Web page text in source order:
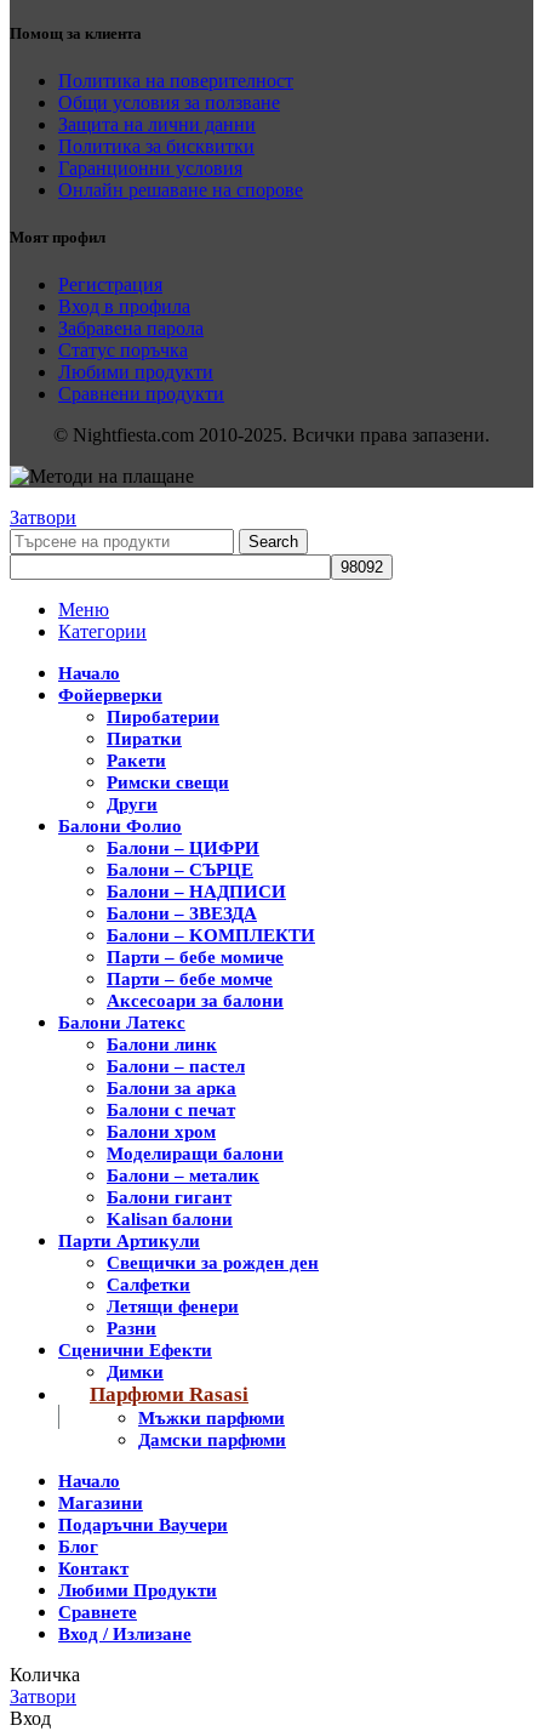
Помощ за клиента
Политика на поверителност
Общи условия за ползване
Защита на лични данни
Политика за бисквитки
Гаранционни условия
Онлайн решаване на спорове
Моят профил
Регистрация
Вход в профила
Забравена парола
Статус поръчка
Любими продукти
Сравнени продукти
© Nightfiesta.com 2010-2025. Всички права запазени.
Затвори
Search
Меню
Категории
Начало
Фойерверки
Пиробатерии
Пиратки
Ракети
Римски свещи
Други
Балони Фолио
Балони – ЦИФРИ
Балони – СЪРЦЕ
Балони – НАДПИСИ
Балони – ЗВЕЗДА
Балони – KОМПЛЕКТИ
Парти – бебе момиче
Парти – бебе момче
Аксесоари за балони
Балони Латекс
Балони линк
Балони – пастел
Балони за арка
Балони с печат
Балони хром
Моделиращи балони
Балони – металик
Балони гигант
Kalisan балони
Парти Артикули
Свещички за рожден ден
Салфетки
Летящи фенери
Разни
Сценични Ефекти
Димки
Парфюми Rasasi
Мъжки парфюми
Дамски парфюми
Начало
Магазини
Подаръчни Ваучери
Блог
Контакт
Любими Продукти
Сравнете
Вход / Излизане
Количка
Затвори
Вход